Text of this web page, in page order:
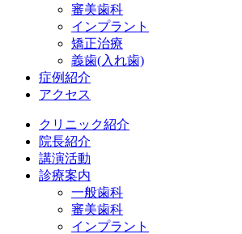
審美歯科
インプラント
矯正治療
義歯(入れ歯)
症例紹介
アクセス
クリニック紹介
院長紹介
講演活動
診療案内
一般歯科
審美歯科
インプラント